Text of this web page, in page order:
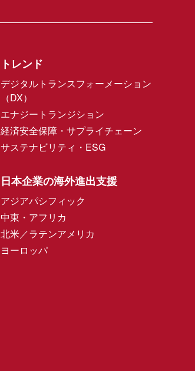
トレンド
デジタルトランスフォーメーション
（DX）
エナジートランジション
経済安全保障・サプライチェーン
サステナビリティ・ESG
日本企業の海外進出支援
アジアパシフィック
中東・アフリカ
北米／ラテンアメリカ
ヨーロッパ